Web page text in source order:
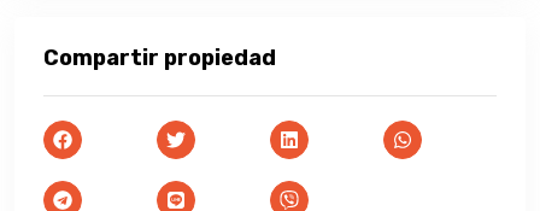
Compartir propiedad